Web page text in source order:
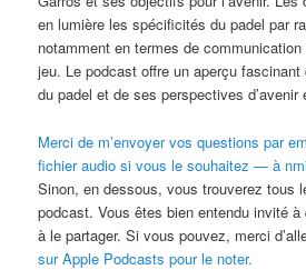
en lumière les spécificités du padel par
notamment en termes de
jeu. Le podcast offre un aperçu
du padel et de ses perspectives d’avenir
Merci de m’envoyer vos questions par
fichier audio si vous le souhaitez — à
Sinon, en dessous, vous trouverez tous
podcast. Vous êtes bien entendu invité
à le partager. Si vous pouvez, merci
sur Apple Podcasts pour le noter.